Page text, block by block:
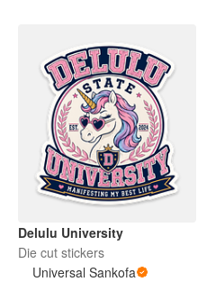
Delulu University
Die cut stickers
Universal Sankofa